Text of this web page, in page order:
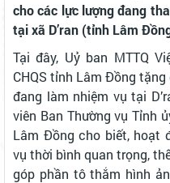
cho các lực lượng đang
tại xã D’ran (tỉnh Lâm
Tại đây, Uỷ ban MTTQ
CHQS tỉnh Lâm Đồng
đang làm nhiệm vụ tại
viên Ban Thường vụ Tỉnh
Lâm Đồng cho biết, hoạt
vụ thời bình quan trọng,
góp phần tô thắm hình